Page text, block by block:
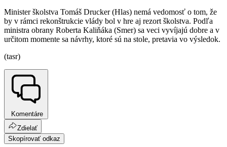
Minister školstva Tomáš Drucker (Hlas) nemá vedomosť o tom, že
by v rámci rekonštrukcie vlády bol v hre aj rezort školstva. Podľa
ministra obrany Roberta Kaliňáka (Smer) sa veci vyvíjajú dobre a v
určitom momente sa návrhy, ktoré sú na stole, pretavia vo výsledok.
(tasr)
Komentáre
Zdielať
Skopírovať odkaz